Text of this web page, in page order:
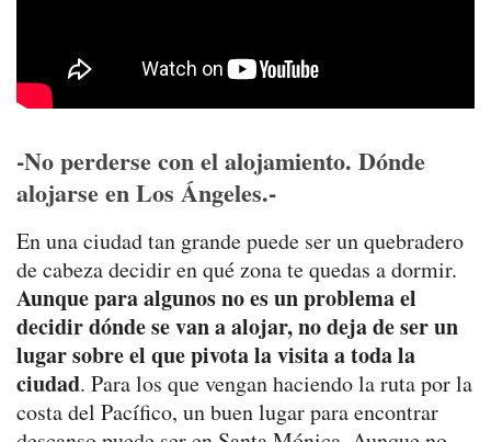
-No perderse con el alojamiento. Dónde
alojarse en Los Ángeles.-
En una ciudad tan grande puede ser un quebradero
de cabeza decidir en qué zona te quedas a dormir.
Aunque para algunos no es un problema el
decidir dónde se van a alojar, no deja de ser un
lugar sobre el que pivota la visita a toda la
ciudad. Para los que vengan haciendo la ruta por la
costa del Pacífico, un buen lugar para encontrar